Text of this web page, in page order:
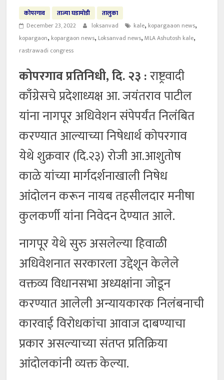
कोपरगाव ताज्या घडामोडी
तालुका
December 23, 2022
loksanvad kale, kopargaaon news,
kopargaon, kopargaon news, Loksanvad news,MLA Ashutosh kale,
rastrawadi congress
कोपरगाव प्रतिनिधी, दि. २३ :राष्ट्रवादी
काँग्रेसचे प्रदेशाध्यक्ष आ. जयंतराव पाटील
यांना नागपूर अधिवेशन संपेपर्यंत निलंबित
करण्यात आल्याच्या निषेधार्थ कोपरगाव
येथे शुक्रवार (दि.२३) रोजी आ.आशुतोष
काळे यांच्या मार्गदर्शनाखाली निषेध
आंदोलन करून नायब तहसीलदार मनीषा
कुलकर्णी यांना निवेदन देण्यात आले.
नागपूर येथे सुरु असलेल्या हिवाळी
अधिवेशनात सरकारला उद्देशून केलेले
वक्तव्य विधानसभा अध्यक्षांना जोडून
करण्यात आलेली अन्यायकारक निलंबनाची
कारवाई विरोधकांचा आवाज दाबण्याचा
प्रकार असल्याच्या संतप्त प्रतिक्रिया
आंदोलकांनी व्यक्त केल्या.